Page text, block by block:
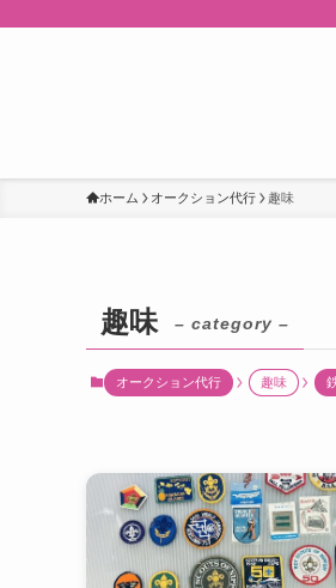
ホーム オークション代行 趣味
趣味 – category –
オークション代行 趣味